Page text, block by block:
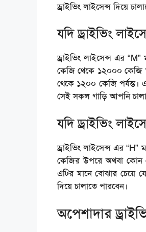
ড্রাইভিং লাইসেন্স দিয়ে
যদি ড্রাইভিং
ড্রাইভিং লাইসেন্স এর
কেজি থেকে ১২০০০
থেকে ১২০০ কেজি পর্যন্ত।
সেই সকল গাড়ি আপনি
যদি ড্রাইভিং
ড্রাইভিং লাইসেন্স এর
কেজির উপরে অথবা
এটির মানে বোঝার চেয়ে
দিয়ে চালাতে পারবেন।
অপেশাদার